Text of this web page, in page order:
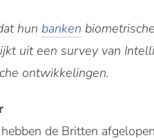
hun banken
uit een survey van
ontwikkelingen.
de Britten